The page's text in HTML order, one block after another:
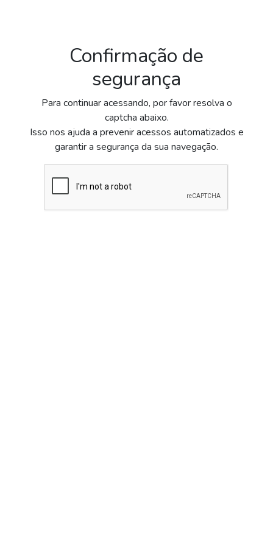
Confirmação de
segurança
Para continuar acessando, por favor resolva o
captcha abaixo.
Isso nos ajuda a prevenir acessos automatizados e
garantir a segurança da sua navegação.